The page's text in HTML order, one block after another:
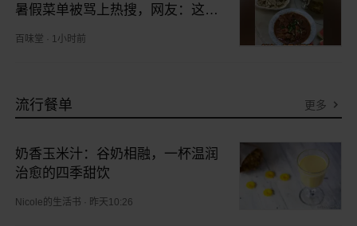
暑假菜单被骂上热搜，网友：这饭
百味堂 1小时前
流行餐单 更多
奶香玉米汁：谷奶相融，一杯温润
治愈的四季甜饮
Nicole的生活书 昨天10:26